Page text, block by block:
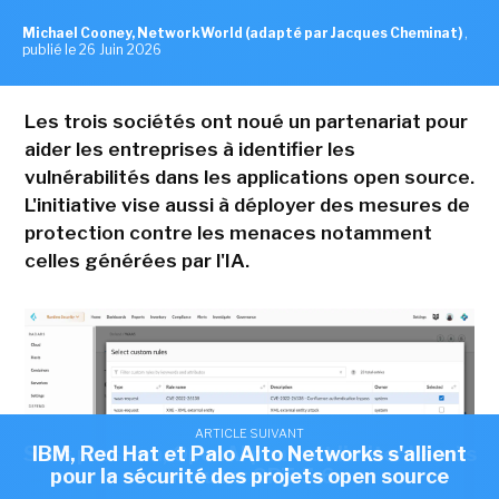
ARTICLE SUIVANT
Sous pression, OpenAI pourrait limiter l'accès
au futur GPT-5.6
ARTICLE SUIVANT
IBM, Red Hat et Palo Alto Networks s'allient
pour la sécurité des projets open source
Michael Cooney, NetworkWorld (adapté par Jacques Cheminat) ,
publié le 26 Juin 2026
Les trois sociétés ont noué un partenariat pour
aider les entreprises à identifier les
vulnérabilités dans les applications open source.
L'initiative vise aussi à déployer des mesures de
protection contre les menaces notamment
celles générées par l'IA.